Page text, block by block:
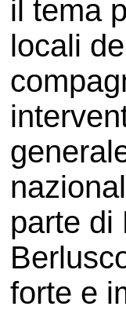
il tema
locali
parte di
forte e